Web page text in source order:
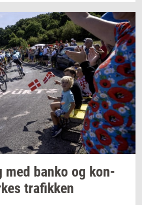
med banko og kon­
tra­fik­ken